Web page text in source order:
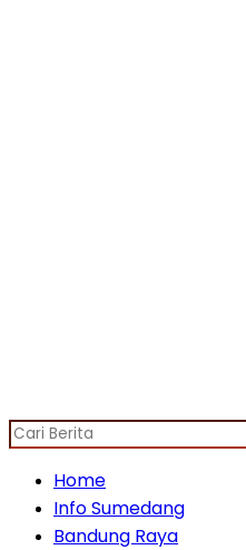
Home
Info Sumedang
Bandung Raya